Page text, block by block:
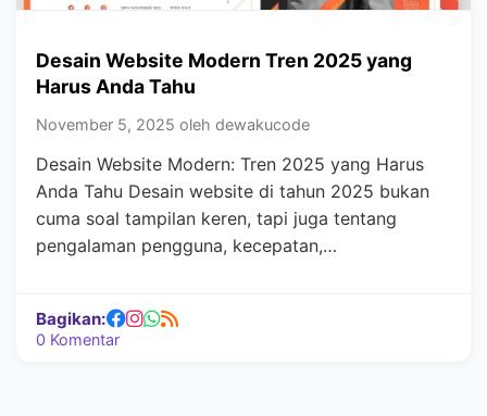
Desain Website Modern Tren 2025 yang
Harus Anda Tahu
November 5, 2025 oleh dewakucode
Desain Website Modern: Tren 2025 yang Harus
Anda Tahu Desain website di tahun 2025 bukan
cuma soal tampilan keren, tapi juga tentang
pengalaman pengguna, kecepatan,…
Bagikan:
0 Komentar